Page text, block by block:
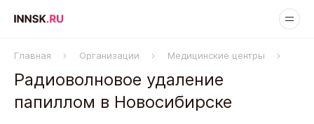
Главная Организации Медицинские центры
Радиоволновое удаление
папиллом в Новосибирске